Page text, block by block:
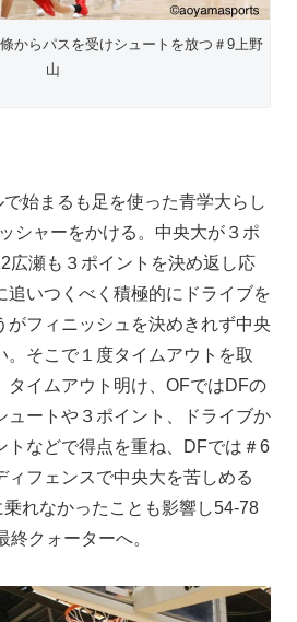
からパスを受けシュートを放つ＃9上野
山
始まるも足を使った青学大らし
シャーをかける。中央大が３ポ
広瀬も３ポイントを決め返し応
追いつくべく積極的にドライブを
がフィニッシュを決めきれず中央
。そこで１度タイムアウトを取
タイムアウト明け、OFではDFの
ュートや３ポイント、ドライブか
トなどで得点を重ね、DFでは＃6
ィフェンスで中央大を苦しめる
れなかったことも影響し54-78
クォーターへ。